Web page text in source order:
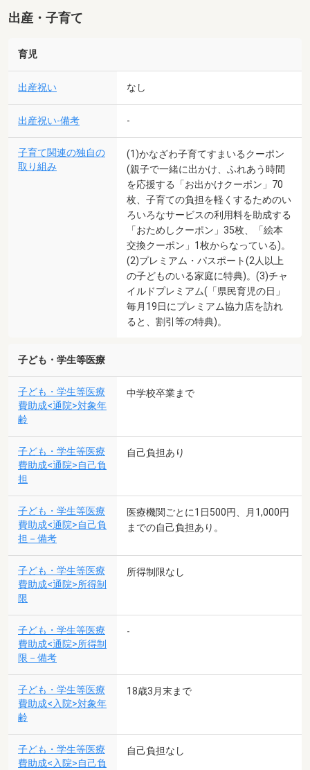
出産・子育て
育児
出産祝い なし
出産祝い-備考 -
子育て関連の独自の
取り組み
(1)かなざわ子育てすまいるクーポン
(親子で一緒に出かけ、ふれあう時間
を応援する「お出かけクーポン」70
枚、子育ての負担を軽くするためのい
ろいろなサービスの利用料を助成する
「おためしクーポン」35枚、「絵本
交換クーポン」1枚からなっている)。
(2)プレミアム・パスポート(2人以上
の子どものいる家庭に特典)。(3)チャ
イルドプレミアム(「県民育児の日」
毎月19日にプレミアム協力店を訪れ
ると、割引等の特典)。
子ども・学生等医療
子ども・学生等医療
費助成<通院>対象年
齢
中学校卒業まで
子ども・学生等医療
費助成<通院>自己負
担
自己負担あり
子ども・学生等医療
費助成<通院>自己負
担－備考
医療機関ごとに1日500円、月1,000円
までの自己負担あり。
子ども・学生等医療
費助成<通院>所得制
限
所得制限なし
子ども・学生等医療
費助成<通院>所得制
限－備考
-
子ども・学生等医療
費助成<入院>対象年
齢
18歳3月末まで
子ども・学生等医療
費助成<入院>自己負
自己負担なし